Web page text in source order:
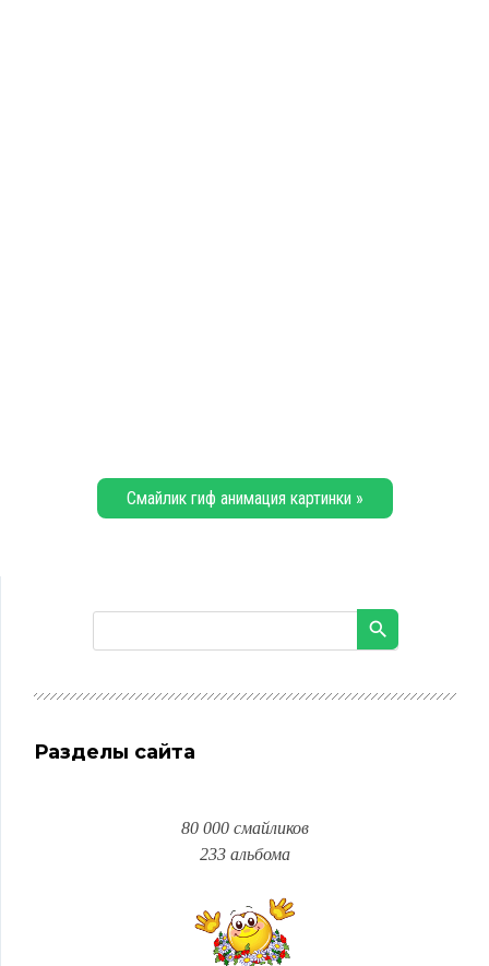
Смайлик гиф анимация картинки »
Разделы сайта
80 000 смайликов
233 альбома